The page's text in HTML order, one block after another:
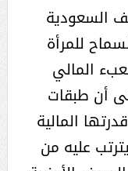
السعودية
للمرأة
المالي
أن طبقات
المالية
عليه من